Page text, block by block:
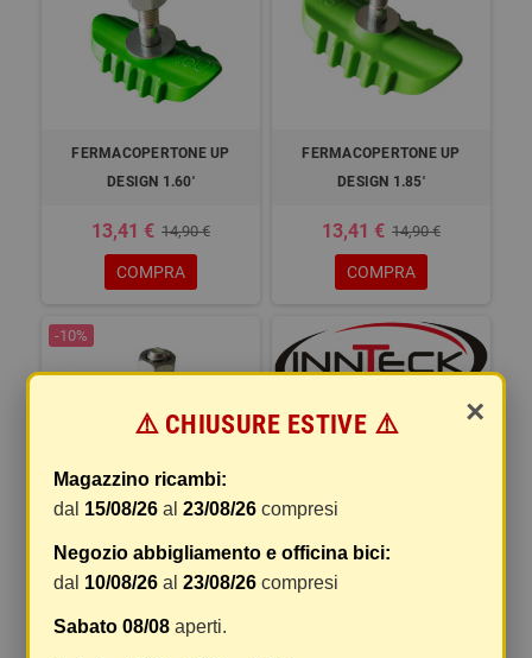
FERMACOPERTONE UP
DESIGN 1.60'
13,41 € 14,90 €
COMPRA
FERMACOPERTONE UP
DESIGN 1.85'
13,41 € 14,90 €
COMPRA
-10%
FERMACOPERTONE UP
DESIGN 2.15'
13,41 € 14,90 €
FERMA COPERTONE ULTRA
×
⚠️ CHIUSURE ESTIVE ⚠️
Magazzino ricambi:
dal 15/08/26 al23/08/26 compresi
Negozio abbigliamento e officina bici:
dal 10/08/26 al23/08/26 compresi
Sabato 08/08 aperti.